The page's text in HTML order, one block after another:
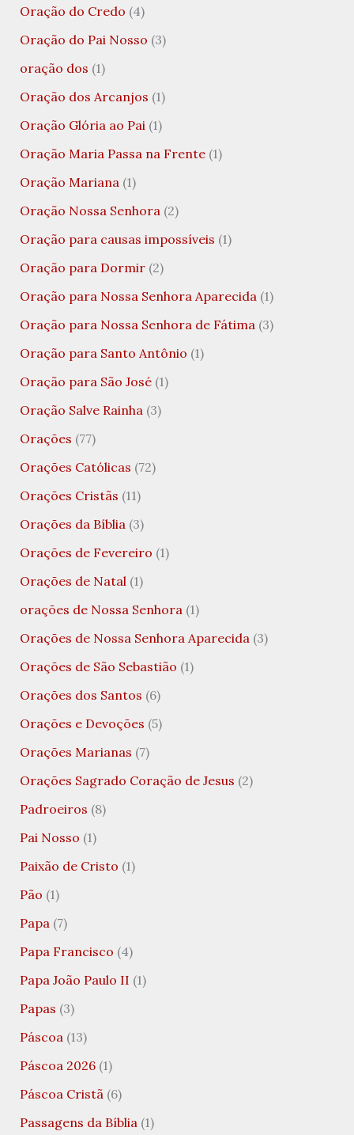
Oração do Credo (4)
Oração do Pai Nosso (3)
oração dos (1)
Oração dos Arcanjos (1)
Oração Glória ao Pai(1)
Oração Maria Passa na Frente(1)
Oração Mariana(1)
Oração Nossa Senhora(2)
Oração para causas impossíveis (1)
Oração para Dormir(2)
Oração para Nossa Senhora Aparecida(1)
Oração para Nossa Senhora de Fátima(3)
Oração para Santo Antônio (1)
Oração para São José(1)
Oração Salve Rainha(3)
Orações (77)
Orações Católicas (72)
Orações Cristãs (11)
Orações da Bíblia(3)
Orações de Fevereiro (1)
Orações de Natal(1)
orações de Nossa Senhora(1)
Orações de Nossa Senhora Aparecida(3)
Orações de São Sebastião (1)
Orações dos Santos (6)
Orações e Devoções (5)
Orações Marianas (7)
Orações Sagrado Coração de Jesus (2)
Padroeiros (8)
Pai Nosso (1)
Paixão de Cristo (1)
Pão (1)
Papa(7)
Papa Francisco (4)
Papa João Paulo II (1)
Papas (3)
Páscoa(13)
Páscoa 2026(1)
Páscoa Cristã(6)
Passagens da Bíblia(1)